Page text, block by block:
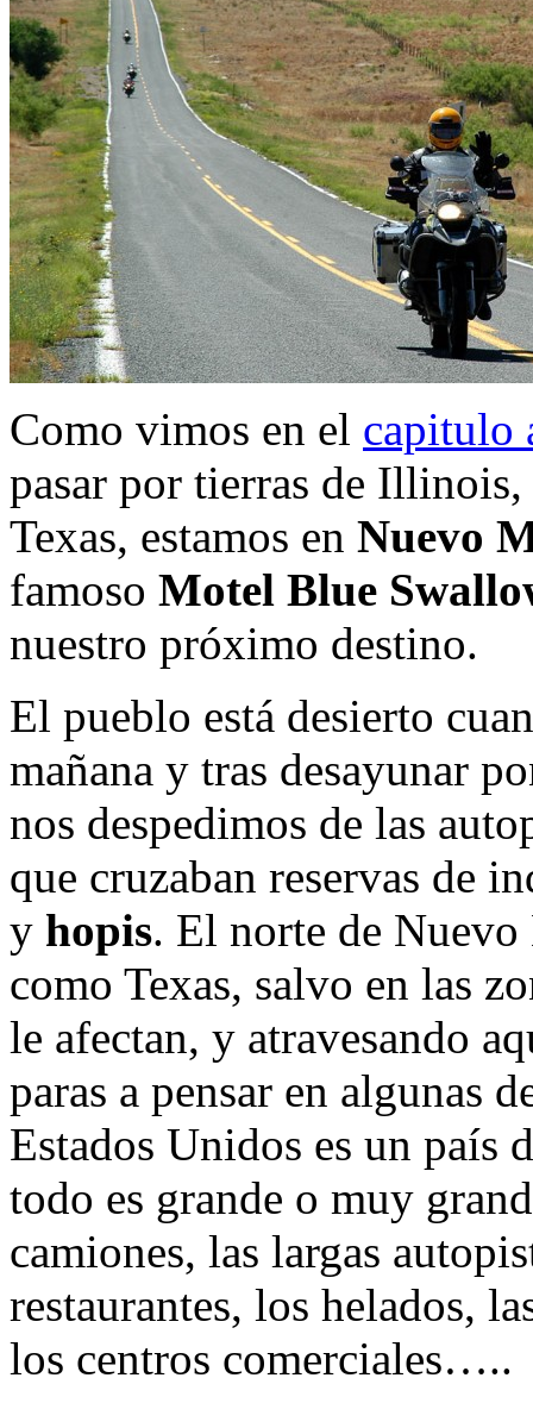
Como vimos en el capitulo
pasar por tierras de
Texas, estamos en Nuevo
famoso Motel Blue
nuestro próximo destino.
El pueblo está desierto
mañana y tras desayunar
nos despedimos de las
que cruzaban reservas de
y hopis. El norte de
como Texas, salvo en las
le afectan, y atravesando
paras a pensar en algunas
Estados Unidos es un país
todo es grande o muy
camiones, las largas
restaurantes, los helados,
los centros comerciales…..